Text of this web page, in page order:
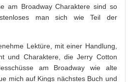
am Broadway Charaktere sind so
man sich wie Teil der
Lektüre, mit einer Handlung,
und Charaktere, die Jerry Cotton
am Broadway wie alte
mich auf Kings nächstes Buch und